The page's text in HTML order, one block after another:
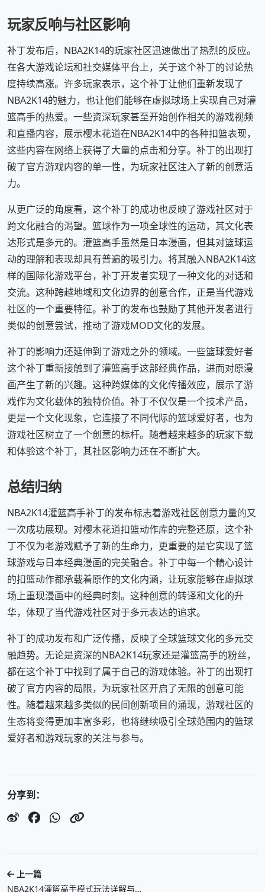
玩家反响与社区影响
补丁发布后，NBA2K14的玩家社区迅速做出了热烈的反应。
在各大游戏论坛和社交媒体平台上，关于这个补丁的讨论热
度持续高涨。许多玩家表示，这个补丁让他们重新发现了
NBA2K14的魅力，也让他们能够在虚拟球场上实现自己对灌
篮高手的热爱。一些资深玩家甚至开始创作相关的游戏视频
和直播内容，展示樱木花道在NBA2K14中的各种扣篮表现，
这些内容在网络上获得了大量的点击和分享。补丁的出现打
破了官方游戏内容的单一性，为玩家社区注入了新的创意活
力。
从更广泛的角度看，这个补丁的成功也反映了游戏社区对于
跨文化融合的渴望。篮球作为一项全球性的运动，其文化表
达形式是多元的。灌篮高手虽然是日本漫画，但其对篮球运
动的理解和表现却具有普遍的吸引力。将其融入NBA2K14这
样的国际化游戏平台，补丁开发者实现了一种文化的对话和
交流。这种跨越地域和文化边界的创意合作，正是当代游戏
社区的一个重要特征。补丁的发布也鼓励了其他开发者进行
类似的创意尝试，推动了游戏MOD文化的发展。
补丁的影响力还延伸到了游戏之外的领域。一些篮球爱好者
这个补丁重新接触到了灌篮高手这部经典作品，进而对原漫
画产生了新的兴趣。这种跨媒体的文化传播效应，展示了游
戏作为文化载体的独特价值。补丁不仅仅是一个技术产品，
更是一个文化现象，它连接了不同代际的篮球爱好者，也为
游戏社区树立了一个创意的标杆。随着越来越多的玩家下载
和体验这个补丁，其社区影响力还在不断扩大。
总结归纳
NBA2K14灌篮高手补丁的发布标志着游戏社区创意力量的又
一次成功展现。对樱木花道扣篮动作库的完整还原，这个补
丁不仅为老游戏赋予了新的生命力，更重要的是它实现了篮
球游戏与日本经典漫画的完美融合。补丁中每一个精心设计
的扣篮动作都承载着原作的文化内涵，让玩家能够在虚拟球
场上重现漫画中的经典时刻。这种创意的转译和文化的升
华，体现了当代游戏社区对于多元表达的追求。
补丁的成功发布和广泛传播，反映了全球篮球文化的多元交
融趋势。无论是资深的NBA2K14玩家还是灌篮高手的粉丝，
都在这个补丁中找到了属于自己的游戏体验。补丁的出现打
破了官方内容的局限，为玩家社区开启了无限的创意可能
性。随着越来越多类似的民间创新项目的涌现，游戏社区的
生态将变得更加丰富多彩，也将继续吸引全球范围内的篮球
爱好者和游戏玩家的关注与参与。
分享到：
上一篇
NBA2K14灌篮高手模式玩法详解与…